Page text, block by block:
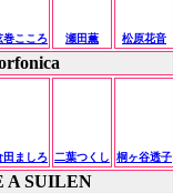
巻こころ 瀬田薫 松原花音
田ましろ 二葉つくし 桐ヶ谷透子
A SUILEN